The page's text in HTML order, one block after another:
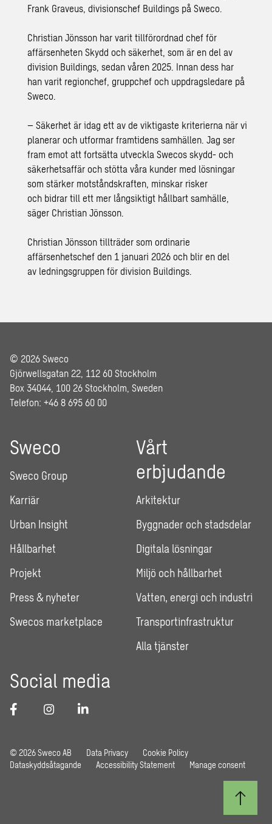
Frank Graveus, divisionschef Buildings på Sweco.
Christian Jönsson har varit tillförordnad chef för
affärsenheten Skydd och säkerhet, som är en del av
division Buildings, sedan våren 2025. Innan dess har
han varit regionchef, gruppchef och uppdragsledare på
Sweco.
– Säkerhet är idag ett av de viktigaste kriterierna när vi
planerar och utformar framtidens samhällen. Jag ser
fram emot att fortsätta utveckla Swecos skydd- och
säkerhetsaffär och stötta våra kunder med lösningar
som stärker motståndskraften, minskar risker
och bidrar till ett mer långsiktigt hållbart samhälle,
säger Christian Jönsson.
Christian Jönsson tillträder som ordinarie
affärsenhetschef den 1 januari 2026 och blir en del
av ledningsgruppen för division Buildings.
© 2026 Sweco
Gjörwellsgatan 22, 112 60 Stockholm
Box 34044, 100 26 Stockholm, Sweden
Telefon: +46 8 695 60 00
Sweco
Sweco Group
Karriär
Urban Insight
Hållbarhet
Projekt
Press & nyheter
Swecos marketplace
Vårt
erbjudande
Arkitektur
Byggnader och stadsdelar
Digitala lösningar
Miljö och hållbarhet
Vatten, energi och industri
Transportinfrastruktur
Alla tjänster
Social media
© 2026 Sweco AB Data Privacy
Cookie Policy
Dataskyddsåtagande
Accessibility Statement Manage consent